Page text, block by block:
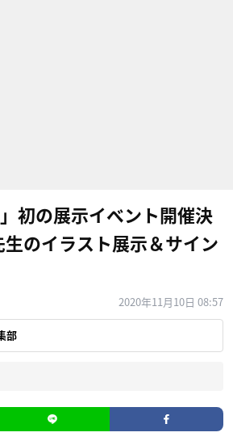
初の展示イベント開催決
生のイラスト展示＆サイン
2020年11月10日 08:57
部